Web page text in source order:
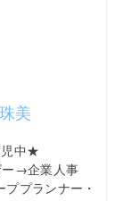
美
児中★
ー→企業人事
プランナー・